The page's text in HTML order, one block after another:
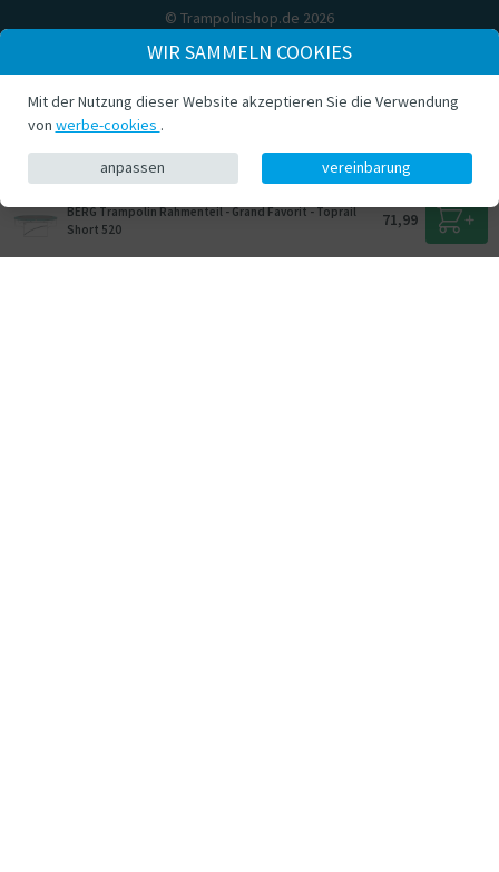
BERG Trampolin Rahmenteil - Grand Favorit - Toprail
Short 520
71,99
© Trampolinshop.de 2026
WIR SAMMELN COOKIES
Mit der Nutzung dieser Website akzeptieren Sie die Verwendung
von werbe-cookies .
anpassen vereinbarung